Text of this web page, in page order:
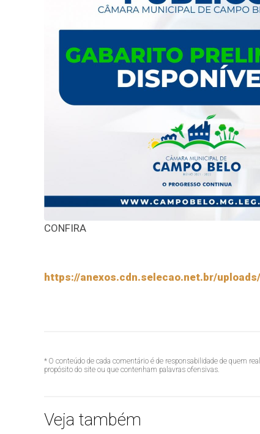
CONFIRA
https://anexos.cdn.selecao.net.br/
* O conteúdo de cada comentário é de responsabilidade de quem
propósito do site ou que contenham palavras ofensivas.
Veja também